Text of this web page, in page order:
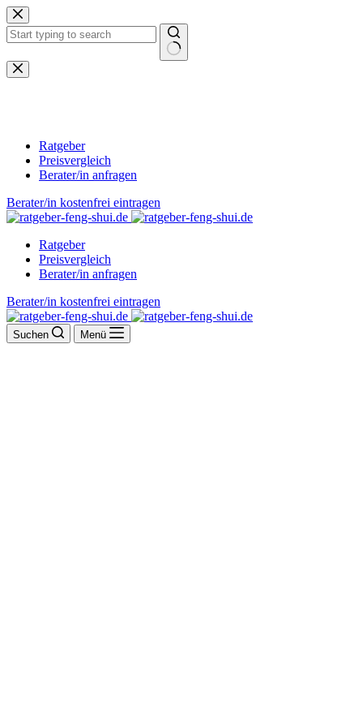
Zum
Inhalt
springen
Keine
Ergebnisse
Ratgeber
Preisvergleich
Berater/in anfragen
Berater/in kostenfrei eintragen
Ratgeber
Preisvergleich
Berater/in anfragen
Berater/in kostenfrei eintragen
Suchen Menü